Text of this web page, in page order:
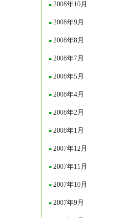
2008年10月
2008年9月
2008年8月
2008年7月
2008年5月
2008年4月
2008年2月
2008年1月
2007年12月
2007年11月
2007年10月
2007年9月